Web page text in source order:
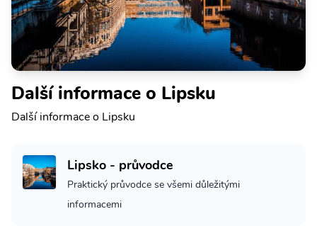
Další informace o Lipsku
Další informace o Lipsku
Lipsko - průvodce
Praktický průvodce se všemi důležitými
informacemi